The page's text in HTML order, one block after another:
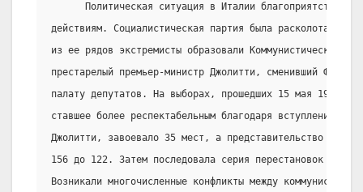
Политическая ситуация в Италии
действиям. Социалистическая партия была расколота, в
из ее рядов экстремисты образовали Коммунистическую
престарелый премьер-министр Джолитти, сменивший
палату депутатов. На выборах, прошедших 15 мая 1921,
ставшее более респектабельным благодаря вступлению в
Джолитти, завоевало 35 мест, а представительство
156 до 122. Затем последовала серия перестановок в
Возникали многочисленные конфликты между коммунистами,